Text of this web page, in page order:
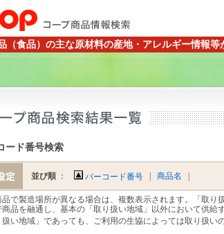
（食品）の主な原材料の産地・アレルギー情報等
ード番号検索
並び順 ： バーコード番号 商品名
品で製造場所が異なる場合は、複数表示されます。「取り
品を融通し、基本の「取り扱い地域」以外において供給
扱い地域」であっても、ご利用の生協によっては取り扱い